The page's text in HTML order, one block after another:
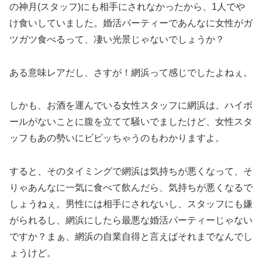
の神月(スタッフ)にも相手にされなかったから、1人でや
け食いしていました。婚活パーティーであんなに女性がガ
ツガツ食べるって、凄い光景じゃないでしょうか？
ある意味レアだし、さすが！網浜って感じでしたよねぇ。
しかも、お酒を運んでいる女性スタッフに網浜は、ハイボ
ールがないことに腹を立てて騒いでましたけど、女性スタ
ッフもあの勢いにビビッちゃうのもわかりますよ。
すると、そのタイミングで網浜は気持ちが悪くなって、そ
りゃあんなに一気に食べて飲んだら、気持ちが悪くなるで
しょうねぇ。男性には相手にされないし、スタッフにも嫌
がられるし、網浜にしたら最悪な婚活パーティーじゃない
ですか？まぁ、網浜の自業自得と言えばそれまでなんでし
ょうけど。